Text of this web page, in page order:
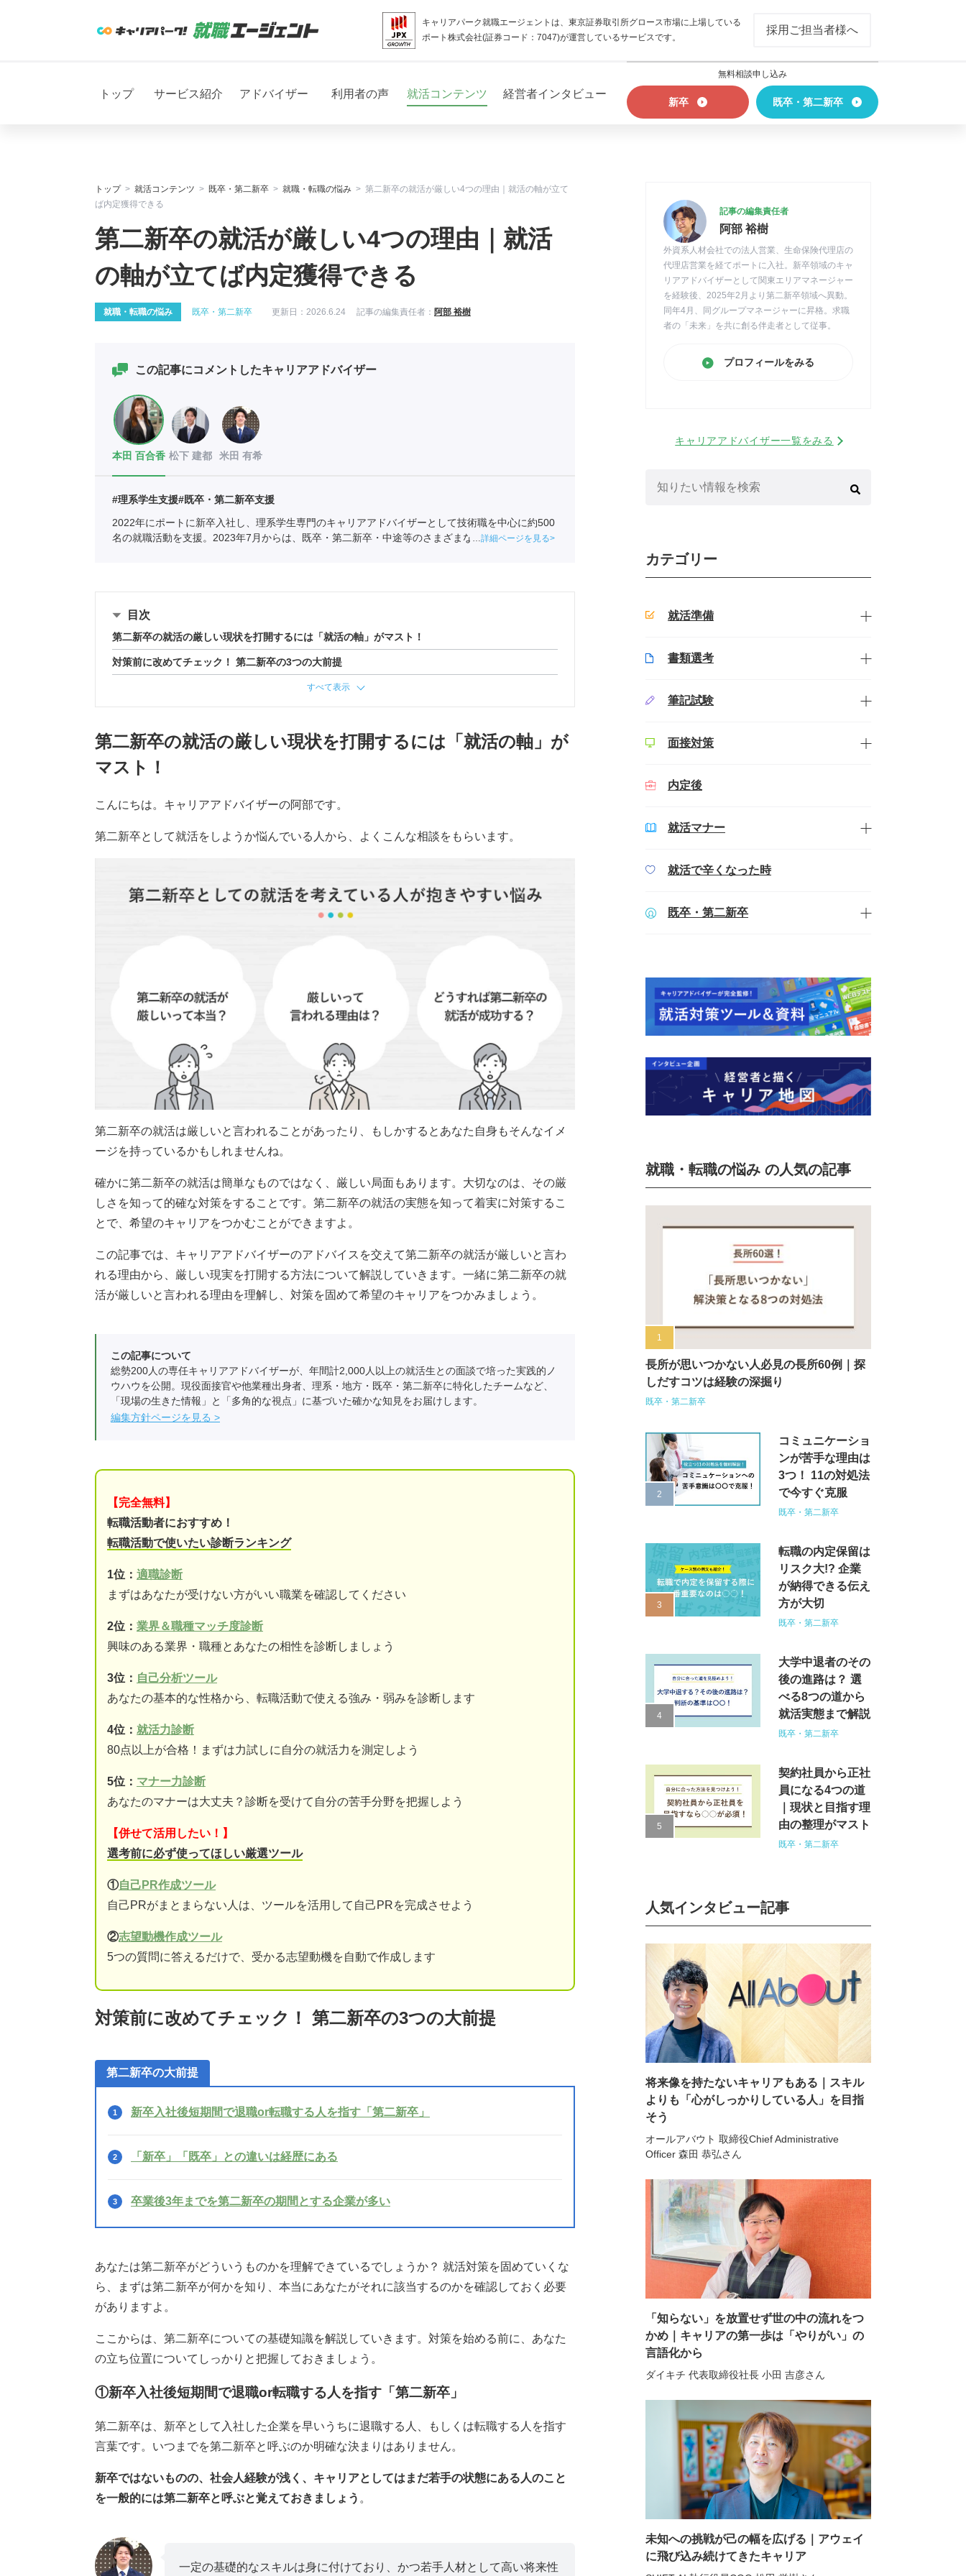
キャリアパーク就職エージェントは、東京証券取引所グロース市場に上場している
ポート株式会社(証券コード：7047)が運営しているサービスです。
採用ご担当者様へ
トップ サービス紹介 アドバイザー 利用者の声 就活コンテンツ 経営者インタビュー
無料相談申し込み
新卒 既卒・第二新卒
トップ 就活コンテンツ 既卒・第二新卒 就職・転職の悩み
第二新卒の就活が厳しい4つの理由｜就活の軸が立て
ば内定獲得できる
第二新卒の就活が厳しい4つの理由｜就活
の軸が立てば内定獲得できる
就職・転職の悩み 既卒・第二新卒 更新日： 2026.6.24 記事の編集責任者： 阿部 裕樹
この記事にコメントしたキャリアアドバイザー
本田 百合香 松下 建都 米田 有希
#理系学生支援#既卒・第二新卒支援
2022年にポートに新卒入社し、理系学生専門のキャリアアドバイザーとして技術職を中心に約500
名の就職活動を支援。2023年7月からは、既卒・第二新卒・中途等のさまざまなバックグラウンド
詳細ページを見る
目次
第二新卒の就活の厳しい現状を打開するには「就活の軸」がマスト！
対策前に改めてチェック！ 第二新卒の3つの大前提
すべて表示
第二新卒の就活の厳しい現状を打開するには「就活の軸」が
マスト！
こんにちは。キャリアアドバイザーの阿部です。
第二新卒として就活をしようか悩んでいる人から、よくこんな相談をもらいます。
第二新卒の就活は厳しいと言われることがあったり、もしかするとあなた自身もそんなイメ
ージを持っているかもしれませんね。
確かに第二新卒の就活は簡単なものではなく、厳しい局面もあります。大切なのは、その厳
しさを知って的確な対策をすることです。第二新卒の就活の実態を知って着実に対策するこ
とで、希望のキャリアをつかむことができますよ。
この記事では、キャリアアドバイザーのアドバイスを交えて第二新卒の就活が厳しいと言わ
れる理由から、厳しい現実を打開する方法について解説していきます。一緒に第二新卒の就
活が厳しいと言われる理由を理解し、対策を固めて希望のキャリアをつかみましょう。
この記事について
総勢200人の専任キャリアアドバイザーが、年間計2,000人以上の就活生との面談で培った実践的ノ
ウハウを公開。現役面接官や他業種出身者、理系・地方・既卒・第二新卒に特化したチームなど、
「現場の生きた情報」と「多角的な視点」に基づいた確かな知見をお届けします。
編集方針ページを見る
【完全無料】
転職活動者におすすめ！
転職活動で使いたい診断ランキング
1位： 適職診断
まずはあなたが受けない方がいい職業を確認してください
2位： 業界＆職種マッチ度診断
興味のある業界・職種とあなたの相性を診断しましょう
3位： 自己分析ツール
あなたの基本的な性格から、転職活動で使える強み・弱みを診断します
4位： 就活力診断
80点以上が合格！まずは力試しに自分の就活力を測定しよう
5位： マナー力診断
あなたのマナーは大丈夫？診断を受けて自分の苦手分野を把握しよう
【併せて活用したい！】
選考前に必ず使ってほしい厳選ツール
①自己PR作成ツール
自己PRがまとまらない人は、ツールを活用して自己PRを完成させよう
②志望動機作成ツール
5つの質問に答えるだけで、受かる志望動機を自動で作成します
対策前に改めてチェック！ 第二新卒の3つの大前提
第二新卒の大前提
新卒入社後短期間で退職or転職する人を指す「第二新卒」
「新卒」「既卒」との違いは経歴にある
卒業後3年までを第二新卒の期間とする企業が多い
あなたは第二新卒がどういうものかを理解できているでしょうか？ 就活対策を固めていくな
ら、まずは第二新卒が何かを知り、本当にあなたがそれに該当するのかを確認しておく必要
がありますよ。
ここからは、第二新卒についての基礎知識を解説していきます。対策を始める前に、あなた
の立ち位置についてしっかりと把握しておきましょう。
①新卒入社後短期間で退職or転職する人を指す「第二新卒」
第二新卒は、新卒として入社した企業を早いうちに退職する人、もしくは転職する人を指す
言葉です。いつまでを第二新卒と呼ぶのか明確な決まりはありません。
新卒ではないものの、社会人経験が浅く、キャリアとしてはまだ若手の状態にある人のこと
を一般的には第二新卒と呼ぶと覚えておきましょう 。
一定の基礎的なスキルは身に付けており、かつ若手人材として高い将来性
記事の編集責任者
阿部 裕樹
外資系人材会社での法人営業、生命保険代理店の
代理店営業を経てポートに入社。新卒領域のキャ
リアアドバイザーとして関東エリアマネージャー
を経験後、2025年2月より第二新卒領域へ異動。
同年4月、同グループマネージャーに昇格。求職
者の「未来」を共に創る伴走者として従事。
プロフィールをみる
キャリアアドバイザー一覧をみる
カテゴリー
就活準備
書類選考
筆記試験
面接対策
内定後
就活マナー
就活で辛くなった時
既卒・第二新卒
就職・転職の悩み の人気の記事
長所が思いつかない人必見の長所60例｜探
しだすコツは経験の深掘り
既卒・第二新卒
コミュニケーショ
ンが苦手な理由は
3つ！ 11の対処法
で今すぐ克服
既卒・第二新卒
転職の内定保留は
リスク大!? 企業
が納得できる伝え
方が大切
既卒・第二新卒
大学中退者のその
後の進路は？ 選
べる8つの道から
就活実態まで解説
既卒・第二新卒
契約社員から正社
員になる4つの道
｜現状と目指す理
由の整理がマスト
既卒・第二新卒
人気インタビュー記事
将来像を持たないキャリアもある｜スキル
よりも「心がしっかりしている人」を目指
そう
オールアバウト 取締役Chief Administrative
Officer 森田 恭弘さん
「知らない」を放置せず世の中の流れをつ
かめ｜キャリアの第一歩は「やりがい」の
言語化から
ダイキチ 代表取締役社長 小田 吉彦さん
未知への挑戦が己の幅を広げる｜アウェイ
に飛び込み続けてきたキャリア